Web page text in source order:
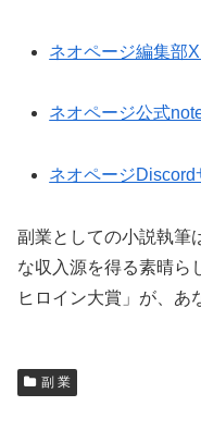
ネオページ編集部X
ネオページ公式
ネオページDiscord
副業としての小説執筆
な収入源を得る素晴ら
ヒロイン大賞」が、あ
副 業